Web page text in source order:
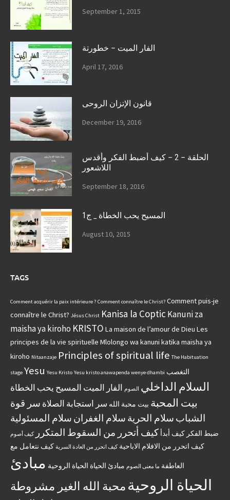
September 1, 2015
الفار الميت – خطورتة
April 17, 2016
قانون الإتزان الروحى
December 19, 2016
الحلقة – 2 – كيف أضبط الفكر وأقدس
اللاشعور
September 18, 2016
المسيح يحب الخطاة _ ج1
August 10, 2015
TAGS
Comment acquérir la paix intérieure ? Comment connaître le Christ? Comment puis-je
connaître le Christ? Jésus Christ Kanisa la Coptic Kanuni za
maisha ya kiroho KRISTO La maison de l’amour de Dieu Les
principes de la vie spirituelle Mlolongo wa kanuni katika maisha ya
kiroho Nitaanzaje Principles of spiritual life The Habituation
stage Yesu Yesu Kristo Yesu kristo anawapenda wenye dhambi التغصب
السلام الداخلي الصوم الفار الميت المسيح يحب الخطاة
بيت المحبة بيت محبة الله سر استجابة الصلاة سر قوة
الشباب سلام الحرية سلام الغفران سلام المسئولية
ضبط الفكر كيف أبدأكيف أتحرر من السقوط المتكرر كيف أصوم
كيف اتحرر من الافلام الاباحية كيف اتحرر من العادة السرية كيف نتعامل مع
العاطفة ما معنى الصوم مبادئ الحياة الحياة الروحية مبادئ
الحياة الروحية محبة الله الغير مشروطة